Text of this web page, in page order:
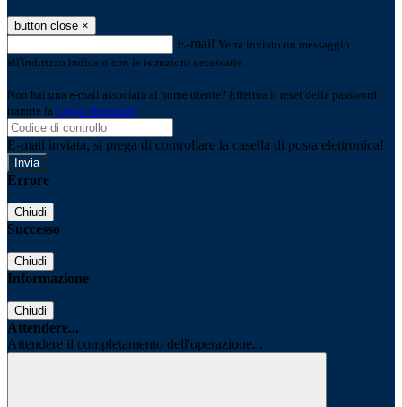
button close ×
E-mail Verrà inviato un messaggio
all'indirizzo indicato con le istruzioni necessarie.
Non hai una e-mail associata al nome utente? Effettua il reset della password
tramite la Login Spaggiari
E-mail inviata, si prega di controllare la casella di posta elettronica!
Errore
Chiudi
Successo
Chiudi
Informazione
Chiudi
Attendere...
Attendere il completamento dell'operazione...